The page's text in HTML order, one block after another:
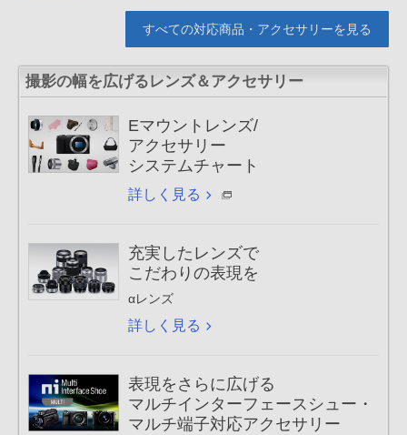
すべての対応商品・アクセサリーを見る
撮影の幅を広げるレンズ＆アクセサリー
Eマウントレンズ/
アクセサリー
システムチャート
詳しく見る
充実したレンズで
こだわりの表現を
αレンズ
詳しく見る
表現をさらに広げる
マルチインターフェースシュー・
マルチ端子対応アクセサリー